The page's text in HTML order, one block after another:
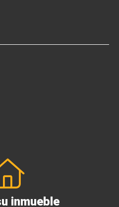
inmueble